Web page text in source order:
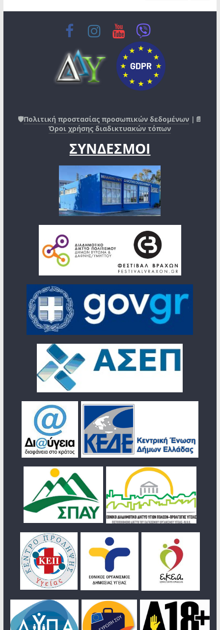
🛡️Πολιτική προστασίας προσωπικών δεδομένων |📄
Όροι χρήσης διαδικτυακών τόπων
ΣΥΝΔΕΣΜΟΙ